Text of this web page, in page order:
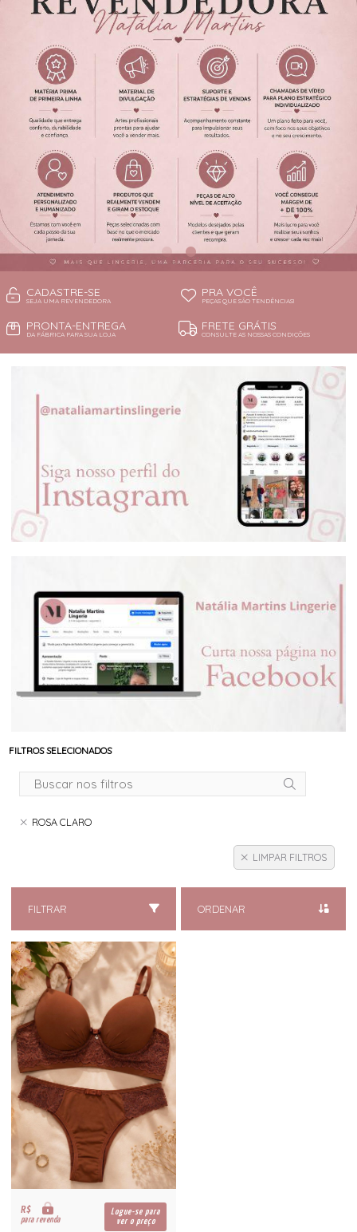
CADASTRE-SE
SEJA UMA REVENDEDORA
PRA VOCÊ
PEÇAS QUE SÃO TENDÊNCIAS!
PRONTA-ENTREGA
DA FÁBRICA PARA SUA LOJA
FRETE GRÁTIS
CONSULTE AS NOSSAS CONDIÇÕES
FILTROS SELECIONADOS
ROSA CLARO
LIMPAR FILTROS
FILTRAR ORDENAR
R$
para revenda
Logue-se para
ver o preço